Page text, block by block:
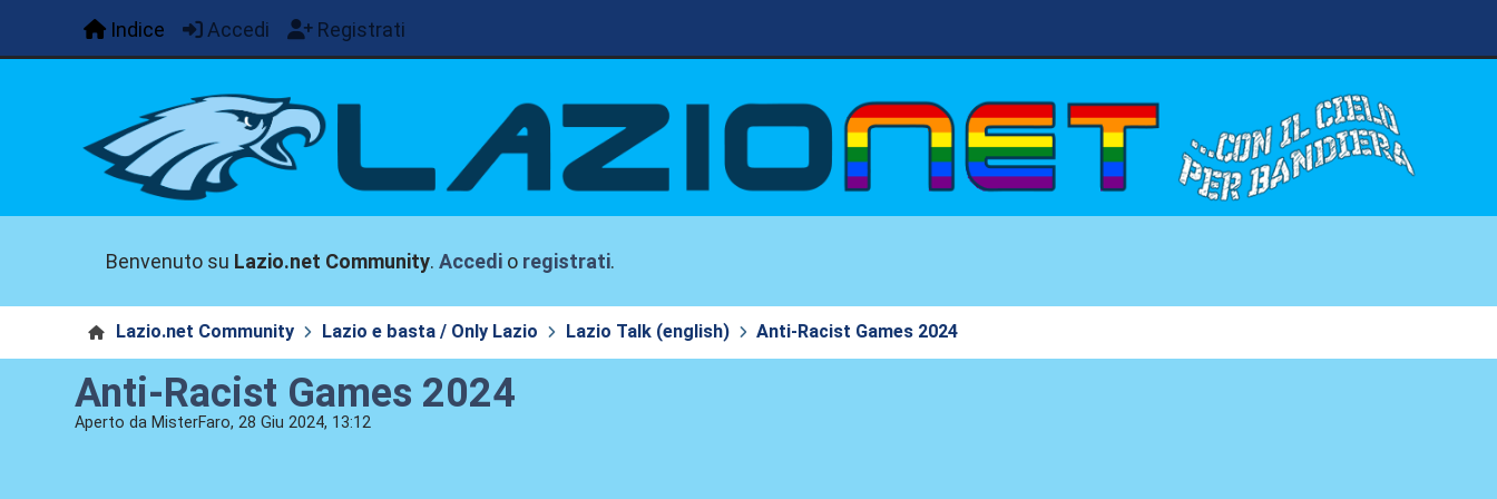
Indice Accedi Registrati
Benvenuto su Lazio.net Community.Accedi o registrati.
Lazio.net Community Lazio e basta / Only Lazio Lazio Talk (english) Anti-Racist Games 2024
Anti-Racist Games 2024
Aperto da MisterFaro, 28 Giu 2024, 13:12